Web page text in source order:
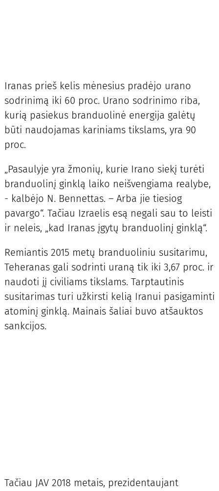
Iranas prieš kelis mėnesius pradėjo urano
sodrinimą iki 60 proc. Urano sodrinimo riba,
kurią pasiekus branduolinė energija galėtų
būti naudojamas kariniams tikslams, yra 90
proc.
„Pasaulyje yra žmonių, kurie Irano siekį turėti
branduolinį ginklą laiko neišvengiama realybe,
- kalbėjo N. Bennettas. – Arba jie tiesiog
pavargo“. Tačiau Izraelis esą negali sau to leisti
ir neleis, „kad Iranas įgytų branduolinį ginklą“.
Remiantis 2015 metų branduoliniu susitarimu,
Teheranas gali sodrinti uraną tik iki 3,67 proc. ir
naudoti jį civiliams tikslams. Tarptautinis
susitarimas turi užkirsti kelią Iranui pasigaminti
atominį ginklą. Mainais šaliai buvo atšauktos
sankcijos.
Tačiau JAV 2018 metais, prezidentaujant